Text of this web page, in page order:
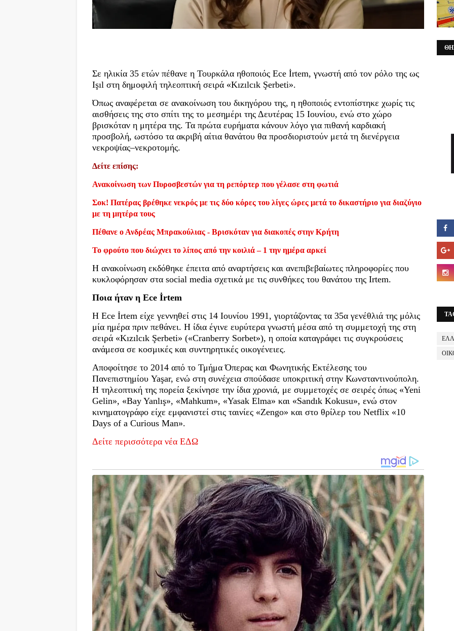
Σε ηλικία 35 ετών πέθανε η Τουρκάλα ηθοποιός Ece İrtem, γνωστή από τον ρόλο της ως
Işıl στη δημοφιλή τηλεοπτική σειρά «Kızılcık Şerbeti».
Όπως αναφέρεται σε ανακοίνωση του δικηγόρου της, η ηθοποιός εντοπίστηκε χωρίς τις
αισθήσεις της στο σπίτι της το μεσημέρι της Δευτέρας 15 Ιουνίου, ενώ στο χώρο
βρισκόταν η μητέρα της. Τα πρώτα ευρήματα κάνουν λόγο για πιθανή καρδιακή
προσβολή, ωστόσο τα ακριβή αίτια θανάτου θα προσδιοριστούν μετά τη διενέργεια
νεκροψίας–νεκροτομής.
Δείτε επίσης:
Ανακοίνωση των Πυροσβεστών για τη ρεπόρτερ που γέλασε στη φωτιά
Σοκ! Πατέρας βρέθηκε νεκρός με τις δύο κόρες του λίγες ώρες μετά το δικαστήριο για διαζύγιο
με τη μητέρα τους
Πέθανε ο Ανδρέας Μπρακούλιας - Βρισκόταν για διακοπές στην Κρήτη
Το φρούτο που διώχνει το λίπος από την κοιλιά – 1 την ημέρα αρκεί
Η ανακοίνωση εκδόθηκε έπειτα από αναρτήσεις και ανεπιβεβαίωτες πληροφορίες που
κυκλοφόρησαν στα social media σχετικά με τις συνθήκες του θανάτου της Irtem.
Ποια ήταν η Ece İrtem
Η Ece İrtem είχε γεννηθεί στις 14 Ιουνίου 1991, γιορτάζοντας τα 35α γενέθλιά της μόλις
μία ημέρα πριν πεθάνει. Η ίδια έγινε ευρύτερα γνωστή μέσα από τη συμμετοχή της στη
σειρά «Kızılcık Şerbeti» («Cranberry Sorbet»), η οποία καταγράφει τις συγκρούσεις
ανάμεσα σε κοσμικές και συντηρητικές οικογένειες.
Αποφοίτησε το 2014 από το Τμήμα Όπερας και Φωνητικής Εκτέλεσης του
Πανεπιστημίου Yaşar, ενώ στη συνέχεια σπούδασε υποκριτική στην Κωνσταντινούπολη.
Η τηλεοπτική της πορεία ξεκίνησε την ίδια χρονιά, με συμμετοχές σε σειρές όπως «Yeni
Gelin», «Bay Yanlış», «Mahkum», «Yasak Elma» και «Sandık Kokusu», ενώ στον
κινηματογράφο είχε εμφανιστεί στις ταινίες «Zengo» και στο θρίλερ του Netflix «10
Days of a Curious Man».
Δείτε περισσότερα νέα ΕΔΩ